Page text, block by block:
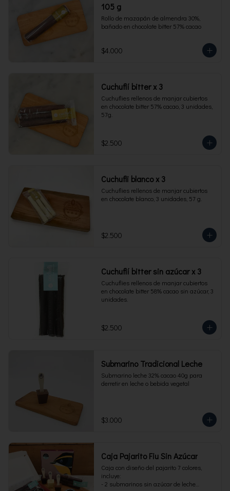
105 g
Rollo de mazapán de almendra 30%,
bañado en chocolate bitter 57% cacao
$4.000
Cuchuflí bitter x 3
Cuchuflies rellenos de manjar cubiertos
en chocolate bitter 57% cacao, 3 unidades,
57g.
$2.500
Cuchufli blanco x 3
Cuchuflies rellenos de manjar cubiertos
en chocolate blanco, 3 unidades, 57 g.
$2.500
Cuchuflí bitter sin azúcar x 3
Cuchuflies rellenos de manjar cubiertos
en chocolate bitter 58% cacao sin azúcar, 3
unidades.
$2.500
Submarino Tradicional Leche
Submarino leche 32% cacao 40g para
derretir en leche o bebida vegetal
$3.000
Caja Pajarito Fiu Sin Azúcar
Caja con diseño del pajarito 7 colores,
incluye:
- 2 submarinos sin azúcar de leche